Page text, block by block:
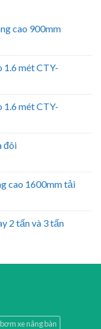
cao 900mm
1.6 mét CTY-
1.6 mét CTY-
đôi
cao 1600mm tải
2 tấn và 3 tấn
bơm xe nâng bàn